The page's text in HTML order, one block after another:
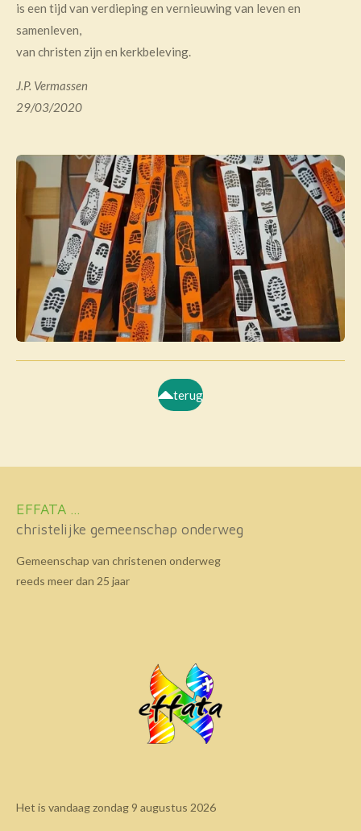
is een tijd van verdieping en vernieuwing van leven en
samenleven,
van christen zijn en kerkbeleving.
J.P. Vermassen
29/03/2020
terug
EFFATA ...
christelijke gemeenschap onderweg
Gemeenschap van christenen onderweg
reeds meer dan 25 jaar
Het is vandaag zondag 9 augustus 2026